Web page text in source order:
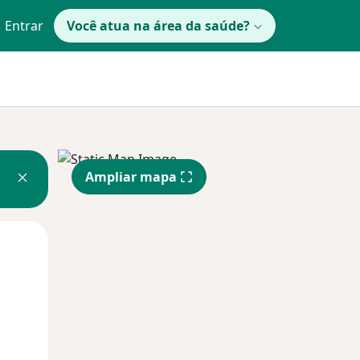
Entrar Você atua na área da saúde?
Ampliar mapa